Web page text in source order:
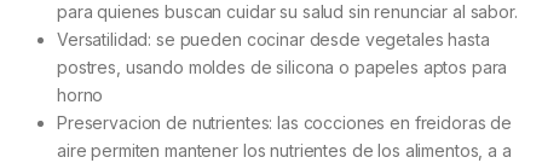
para quienes buscan cuidar su salud sin renunciar al sabor.
Versatilidad: se pueden cocinar desde vegetales hasta
postres, usando moldes de silicona o papeles aptos para
horno
Preservacion de nutrientes: las cocciones en freidoras de
aire permiten mantener los nutrientes de los alimentos, a a